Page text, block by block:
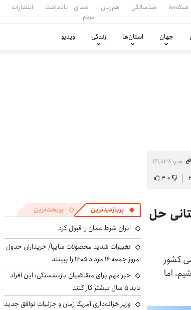
شبکه۱۰۰ صدسالگی هم‌زبان
صدای
مردم
یادداشت انتشارات
جهان استان‌ها زندگی ویدیو
خبر: ۱۱۹٬۸۳۸
۰-۳
حل
کشور
اما
پربازدیدترین پربحث‌ترین
ایران شرط عمان را قبول کرد
تغییرات شدید محصولات سایپا/ خریداران جدول
امروز جمعه ۱۶ مرداد ۱۴۰۵ را ببینند
خبر مهم برای متقاضیان بازنشستگی: این افراد
باید ۵ سال بیشتر کار کنند
وزیر خزانه‌داری آمریکا زمان و جزئیات توافق جدید